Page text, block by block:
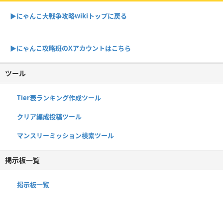
▶︎にゃんこ大戦争攻略wikiトップに戻る
▶︎にゃんこ攻略班のXアカウントはこちら
ツール
Tier表ランキング作成ツール
クリア編成投稿ツール
マンスリーミッション検索ツール
掲示板一覧
掲示板一覧